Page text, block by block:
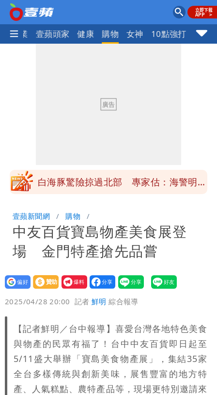
標企業 壹蘋頭家 健康 購物 女神 10點強打
「終於能交代」 捐500萬獎學金延續愛
白海豚颱風逼近！鄭明典示警「恐遇黑潮
砸重金再買一整桌卡盒
白海豚驚險掠過北部 專家估：海警明發
「終於能交代」 捐500萬獎學金延續愛
白海豚颱風逼近！鄭明典示警「恐遇黑潮
變強」 路徑分歧藏警訊：不利強度維持
壹蘋新聞網 購物
中友百貨寶島物產美食展登
場 金門特產搶先品嘗
設為
贊助
我要
爆料
2025/04/28 20:00 記者鮮明 綜合報導
【記者鮮明／台中報導】喜愛台灣各地特色美食
與物產的民眾有福了！台中中友百貨即日起至
5/11盛大舉辦「寶島美食物產展」，集結35家
全台多樣傳統與創新美味，展售豐富的地方特
產、人氣糕點、農特產品等，現場更特別邀請來